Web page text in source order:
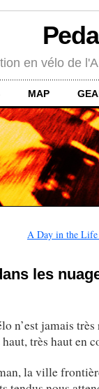
en vélo de
MAP
A Day in the Life
les
n’est jamais
très haut en
la ville